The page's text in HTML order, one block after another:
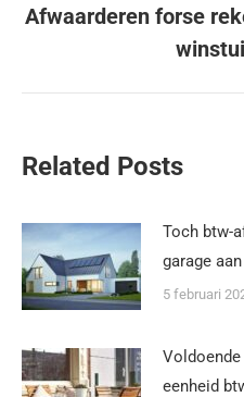
Afwaarderen forse
Related Posts
Toch btw-
garage
5 februari
eenheid